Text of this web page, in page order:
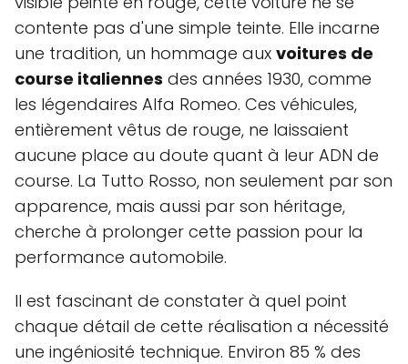
contente pas d'une simple teinte. Elle incarne
une tradition, un hommage aux voitures de
course italiennes des années 1930, comme
les légendaires Alfa Romeo. Ces véhicules,
entièrement vêtus de rouge, ne laissaient
aucune place au doute quant à leur ADN de
course. La Tutto Rosso, non seulement par son
apparence, mais aussi par son héritage,
cherche à prolonger cette passion pour la
performance automobile.
Il est fascinant de constater à quel point
chaque détail de cette réalisation a nécessité
une ingéniosité technique. Environ 85 % des